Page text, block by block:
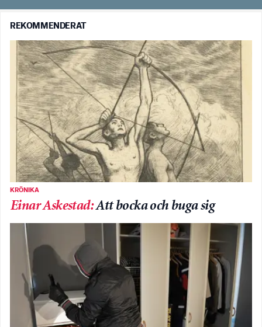
REKOMMENDERAT
KRÖNIKA
Einar Askestad:Att bocka och buga sig